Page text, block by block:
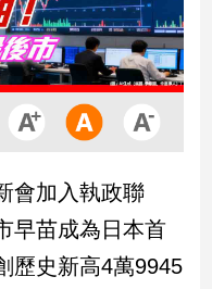
會加入執政聯
早苗成為日本首
歷史新高4萬9945